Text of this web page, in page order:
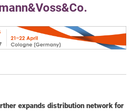
expands distribution network for